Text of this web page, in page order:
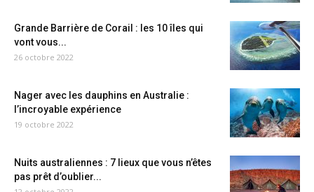
Grande Barrière de Corail : les 10 îles qui
vont vous...
26 octobre 2022
Nager avec les dauphins en Australie :
l’incroyable expérience
19 octobre 2022
Nuits australiennes : 7 lieux que vous n’êtes
pas prêt d’oublier...